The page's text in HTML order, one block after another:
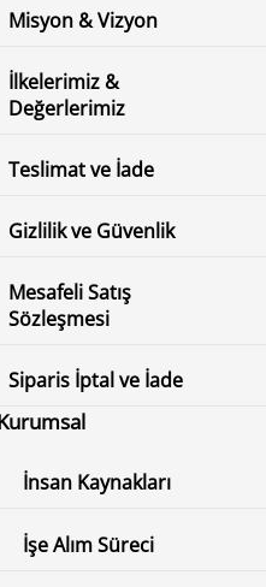
Misyon & Vizyon
İlkelerimiz &
Değerlerimiz
Teslimat ve İade
Gizlilik ve Güvenlik
Mesafeli Satış
Sözleşmesi
Siparis İptal ve İade
İnsan Kaynakları
İşe Alım Süreci